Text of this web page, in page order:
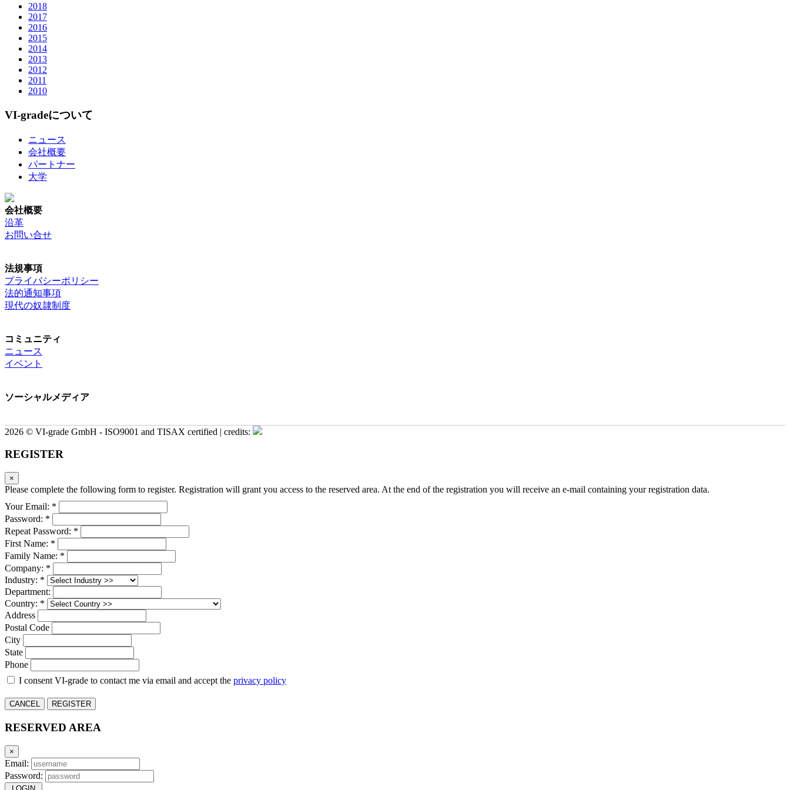
2018
2017
2016
2015
2014
2013
2012
2011
2010
VI-gradeについて
ニュース
会社概要
パートナー
大学
会社概要
沿革
お問い合せ
法規事項
プライバシーポリシー
法的通知事項
現代の奴隷制度
コミュニティ
ニュース
イベント
ソーシャルメディア
2026 © VI-grade GmbH - ISO9001 and TISAX certified | credits:
REGISTER
×
Please complete the following form to register. Registration will grant you access to the reserved area. At the end of the registration you will receive an e-mail containing your registration data.
Your Email: *
Password: *
Repeat Password: *
First Name: *
Family Name: *
Company: *
Industry: *
Department:
Country: *
Address
Postal Code
City
State
Phone
I consent VI-grade to contact me via email and accept the privacy policy
CANCEL REGISTER
RESERVED AREA
×
Email:
Password: